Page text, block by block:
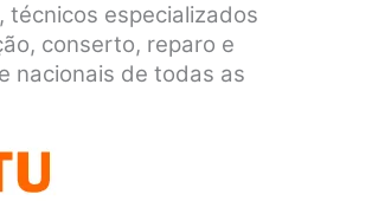
técnicos especializados
conserto, reparo e
nacionais de todas as